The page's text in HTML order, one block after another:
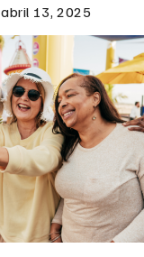
abril 13, 2025